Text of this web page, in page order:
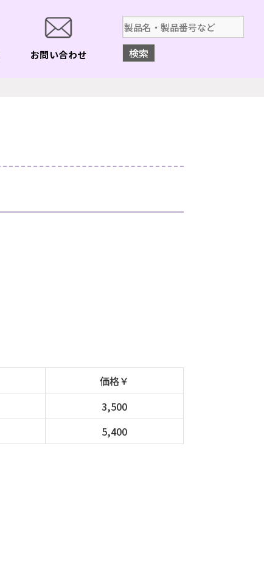
お問い合わせ
価格￥
3,500
5,400